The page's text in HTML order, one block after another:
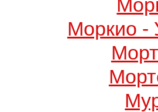
Моркио -